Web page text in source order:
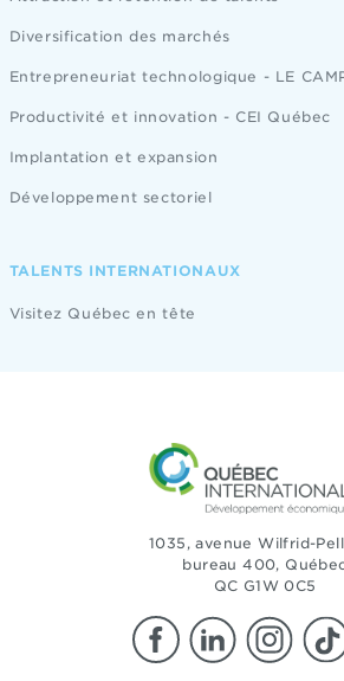
Diversification des marchés
Entrepreneuriat technologique - LE
Productivité et innovation - CEI Québec
Implantation et expansion
Développement sectoriel
TALENTS INTERNATIONAUX
Visitez Québec en tête
1035, avenue Wilfrid-
bureau 400,
QC G1W 0C5